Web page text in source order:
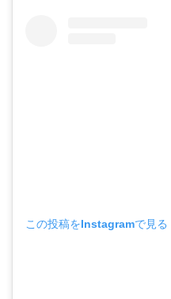
この投稿をInstagramで見る